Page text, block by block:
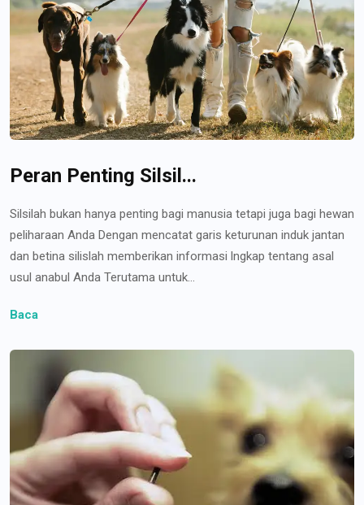
Peran Penting Silsil...
Silsilah bukan hanya penting bagi manusia tetapi juga bagi hewan
peliharaan Anda Dengan mencatat garis keturunan induk jantan
dan betina silislah memberikan informasi lngkap tentang asal
usul anabul Anda Terutama untuk...
Baca